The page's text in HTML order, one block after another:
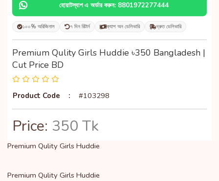
হোয়াটস্যাপ এ অর্ডার করুন: 8801972277444
১০০% অরিজিনাল ৭ দিন রিটার্ন ক্যাশ অন ডেলিভারি দ্রুত ডেলিভারি
Premium Qulity Girls Huddie ৳350 Bangladesh |
Cut Price BD
Product Code : #103298
Price: 350 Tk
Premium Qulity Girls Huddie
Premium Qulity Girls Huddie